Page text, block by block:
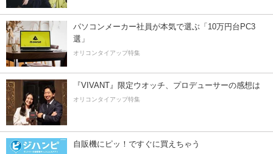
パソコンメーカー社員が本気で選ぶ「10万円台PC3
選」
オリコンタイアップ特集
『VIVANT』限定ウオッチ、プロデューサーの感想は
オリコンタイアップ特集
自販機にピッ！ですぐに買えちゃう